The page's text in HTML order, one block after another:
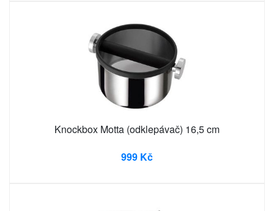
Knockbox Motta (odklepávač) 16,5 cm
999 Kč